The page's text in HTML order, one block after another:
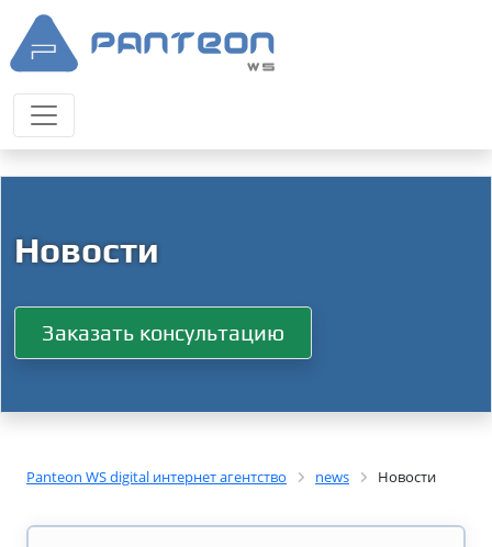
Новости
Заказать консультацию
Panteon WS digital интернет агентство news Новости